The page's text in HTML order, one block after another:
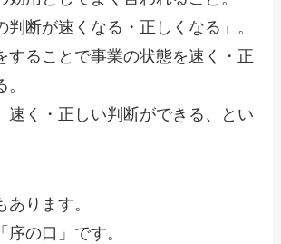
判断が速くなる・正しくなる」。
することで事業の状態を速く・正
速く・正しい判断ができる、とい
ります。
の口」です。